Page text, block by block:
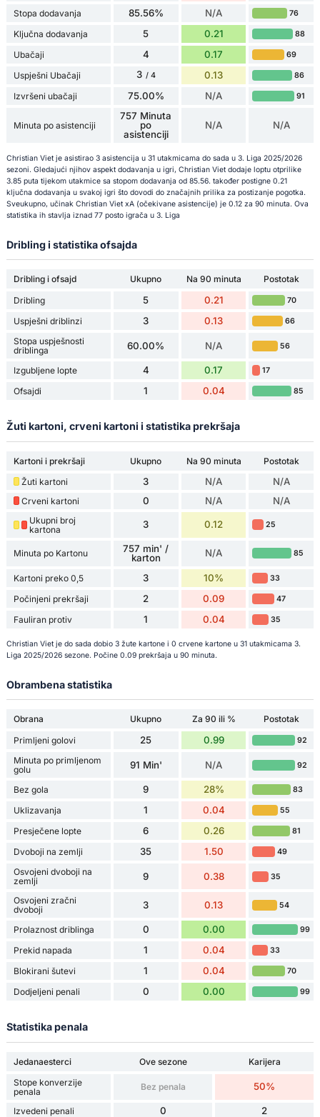
Stopa dodavanja 85.56% N/A 76
Ključna dodavanja 5 0.21 88
Ubačaji 4 0.17 69
Uspješni Ubačaji 3 / 4 0.13 86
Izvršeni ubačaji 75.00% N/A 91
Minuta po asistenciji
757 Minuta
po
asistenciji
N/A N/A
Christian Viet je asistirao 3 asistencija u 31 utakmicama do sada u 3. Liga 2025/2026
sezoni. Gledajući njihov aspekt dodavanja u igri, Christian Viet dodaje loptu otprilike
3.85 puta tijekom utakmice sa stopom dodavanja od 85.56. također postigne 0.21
ključna dodavanja u svakoj igri što dovodi do značajnih prilika za postizanje pogotka.
Sveukupno, učinak Christian Viet xA (očekivane asistencije) je 0.12 za 90 minuta. Ova
statistika ih stavlja iznad 77 posto igrača u 3. Liga
Dribling i statistika ofsajda
Dribling i ofsajd Ukupno Na 90 minuta
Postotak
Dribling
5 0.21 70
Uspješni driblinzi 3 0.13 66
Stopa uspješnosti
driblinga
60.00% N/A 56
Izgubljene lopte 4 0.17 17
Ofsajdi 1 0.04 85
Žuti kartoni, crveni kartoni i statistika prekršaja
Kartoni i prekršaji Ukupno Na 90 minuta
Postotak
Žuti kartoni
3 N/A N/A
Crveni kartoni 0 N/A N/A
Ukupni broj
kartona
3 0.12 25
Minuta po Kartonu
757 min' /
karton
N/A 85
Kartoni preko 0,5 3 10% 33
Počinjeni prekršaji 2 0.09 47
Fauliran protiv 1 0.04 35
Christian Viet je do sada dobio 3 žute kartone i 0 crvene kartone u 31 utakmicama 3.
Liga 2025/2026 sezone. Počine 0.09 prekršaja u 90 minuta.
Obrambena statistika
Obrana Ukupno Za 90 ili %
Postotak
Primljeni golovi
25 0.99 92
Minuta po primljenom
golu
91 Min' N/A 92
Bez gola 9 28% 83
Uklizavanja 1 0.04 55
Presječene lopte 6 0.26 81
Dvoboji na zemlji 35 1.50 49
Osvojeni dvoboji na
zemlji
9 0.38 35
Osvojeni zračni
dvoboji
3 0.13 54
Prolaznost driblinga 0 0.00 99
Prekid napada 1 0.04 33
Blokirani šutevi 1 0.04 70
Dodjeljeni penali 0 0.00 99
Statistika penala
Jedanaesterci Ove sezone
Karijera
Stope konverzije
penala
Bez penala 50%
Izvedeni penali 0 2